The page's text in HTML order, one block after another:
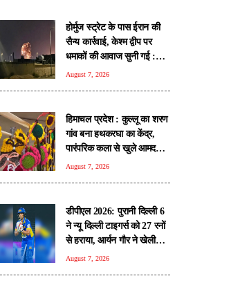
होर्मुज स्ट्रेट के पास ईरान की
सैन्य कार्रवाई, केश्म द्वीप पर
धमाकों की आवाज सुनी गई :
रिपोर्ट
August 7, 2026
हिमाचल प्रदेश : कुल्लू का शरण
गांव बना हथकरघा का केंद्र,
पारंपरिक कला से खुले आमदनी
के रास्ते
August 7, 2026
डीपीएल 2026: पुरानी दिल्ली 6
ने न्यू दिल्ली टाइगर्स को 27 रनों
से हराया, आर्यन गौर ने खेली
तूफानी पारी
August 7, 2026